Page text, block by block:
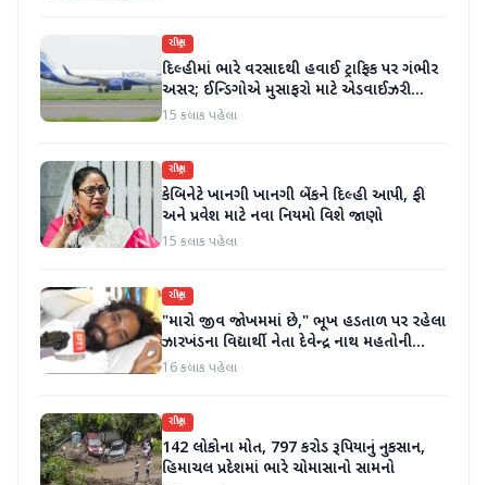
રાષ્ટ્રીય
દિલ્હીમાં ભારે વરસાદથી હવાઈ ટ્રાફિક પર ગંભીર
અસર; ઈન્ડિગોએ મુસાફરો માટે એડવાઈઝરી
જાહેર કરી
15 કલાક પહેલા
રાષ્ટ્રીય
કેબિનેટે ખાનગી ખાનગી બેંકને દિલ્હી આપી, ફી
અને પ્રવેશ માટે નવા નિયમો વિશે જાણો
15 કલાક પહેલા
રાષ્ટ્રીય
"મારો જીવ જોખમમાં છે," ભૂખ હડતાળ પર રહેલા
ઝારખંડના વિદ્યાર્થી નેતા દેવેન્દ્ર નાથ મહતોની
તબિયત ખરાબ
16 કલાક પહેલા
રાષ્ટ્રીય
142 લોકોના મોત, 797 કરોડ રૂપિયાનું નુકસાન,
હિમાચલ પ્રદેશમાં ભારે ચોમાસાનો સામનો